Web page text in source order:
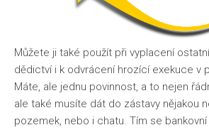
Můžete ji také použít při vyplacení
dědictví i k odvrácení hrozící exekuce v
Máte, ale jednu povinnost, a to nejen
ale také musíte dát do zástavy nějakou
pozemek, nebo i chatu. Tím se